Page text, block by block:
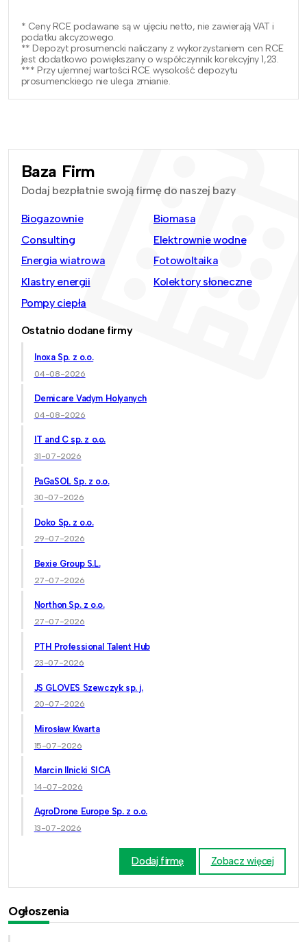
* Ceny RCE podawane są w ujęciu netto, nie zawierają VAT i
podatku akcyzowego.
** Depozyt prosumencki naliczany z wykorzystaniem cen RCE
jest dodatkowo powiększany o współczynnik korekcyjny 1,23.
*** Przy ujemnej wartości RCE wysokość depozytu
prosumenckiego nie ulega zmianie.
Baza Firm
Dodaj bezpłatnie swoją firmę do naszej bazy
Biogazownie
Biomasa
Consulting
Elektrownie wodne
Energia wiatrowa
Fotowoltaika
Klastry energii
Kolektory słoneczne
Pompy ciepła
Ostatnio dodane firmy
Inoxa Sp. z o.o.
04-08-2026
Demicare Vadym Holyanych
04-08-2026
IT and C sp. z o.o.
31-07-2026
PaGaSOL Sp. z o.o.
30-07-2026
Doko Sp. z o.o.
29-07-2026
Bexie Group S.L.
27-07-2026
Northon Sp. z o.o.
27-07-2026
PTH Professional Talent Hub
23-07-2026
JS GLOVES Szewczyk sp. j.
20-07-2026
Mirosław Kwarta
15-07-2026
Marcin Ilnicki SICA
14-07-2026
AgroDrone Europe Sp. z o.o.
13-07-2026
Dodaj firmę Zobacz więcej
Ogłoszenia